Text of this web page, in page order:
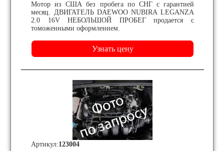
Мотор из США без пробега по СНГ с гарантией
месяц. ДВИГАТЕЛЬ DAEWOO NUBIRA LEGANZA
2.0 16V НЕБОЛЬШОЙ ПРОБЕГ продается с
томоженными оформлением.
Артикул:123004